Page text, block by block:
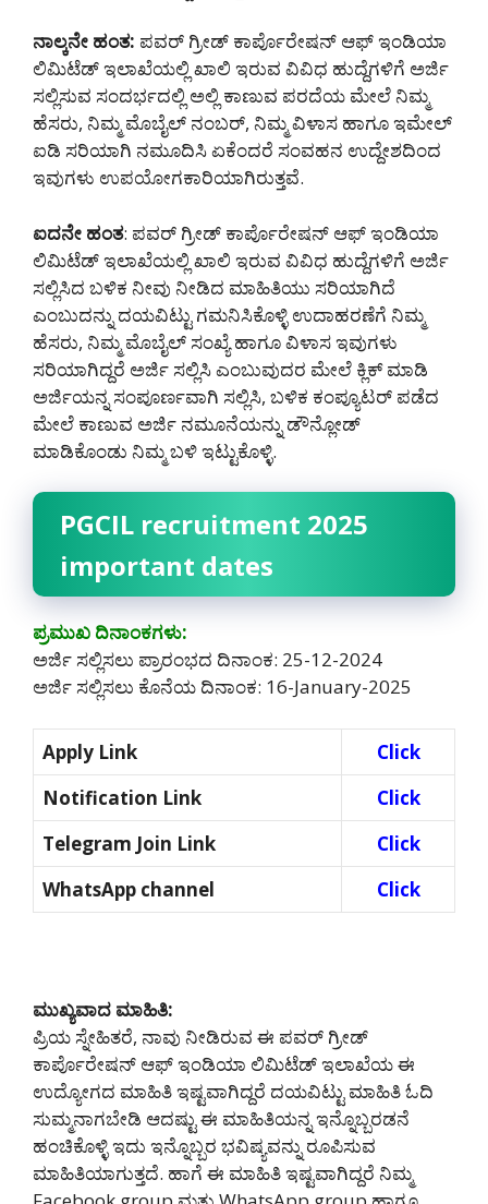
ನಾಲ್ಕನೇ ಹಂತ: ಪವರ್ ಗ್ರೀಡ್ ಕಾರ್ಪೊರೇಷನ್ ಆಫ್ ಇಂಡಿಯಾ
ಲಿಮಿಟೆಡ್ ಇಲಾಖೆಯಲ್ಲಿ ಖಾಲಿ ಇರುವ ವಿವಿಧ ಹುದ್ದೆಗಳಿಗೆ ಅರ್ಜಿ
ಸಲ್ಲಿಸುವ ಸಂದರ್ಭದಲ್ಲಿ ಅಲ್ಲಿ ಕಾಣುವ ಪರದೆಯ ಮೇಲೆ ನಿಮ್ಮ
ಹೆಸರು, ನಿಮ್ಮ ಮೊಬೈಲ್ ನಂಬರ್, ನಿಮ್ಮ ವಿಳಾಸ ಹಾಗೂ ಇಮೇಲ್
ಐಡಿ ಸರಿಯಾಗಿ ನಮೂದಿಸಿ ಏಕೆಂದರೆ ಸಂವಹನ ಉದ್ದೇಶದಿಂದ
ಇವುಗಳು ಉಪಯೋಗಕಾರಿಯಾಗಿರುತ್ತವೆ.
ಐದನೇ ಹಂತ: ಪವರ್ ಗ್ರೀಡ್ ಕಾರ್ಪೊರೇಷನ್ ಆಫ್ ಇಂಡಿಯಾ
ಲಿಮಿಟೆಡ್ ಇಲಾಖೆಯಲ್ಲಿ ಖಾಲಿ ಇರುವ ವಿವಿಧ ಹುದ್ದೆಗಳಿಗೆ ಅರ್ಜಿ
ಸಲ್ಲಿಸಿದ ಬಳಿಕ ನೀವು ನೀಡಿದ ಮಾಹಿತಿಯು ಸರಿಯಾಗಿದೆ
ಎಂಬುದನ್ನು ದಯವಿಟ್ಟು ಗಮನಿಸಿಕೊಳ್ಳಿ ಉದಾಹರಣೆಗೆ ನಿಮ್ಮ
ಹೆಸರು, ನಿಮ್ಮ ಮೊಬೈಲ್ ಸಂಖ್ಯೆ ಹಾಗೂ ವಿಳಾಸ ಇವುಗಳು
ಸರಿಯಾಗಿದ್ದರೆ ಅರ್ಜಿ ಸಲ್ಲಿಸಿ ಎಂಬುವುದರ ಮೇಲೆ ಕ್ಲಿಕ್ ಮಾಡಿ
ಅರ್ಜಿಯನ್ನ ಸಂಪೂರ್ಣವಾಗಿ ಸಲ್ಲಿಸಿ, ಬಳಿಕ ಕಂಪ್ಯೂಟರ್ ಪಡೆದ
ಮೇಲೆ ಕಾಣುವ ಅರ್ಜಿ ನಮೂನೆಯನ್ನು ಡೌನ್ಲೋಡ್
ಮಾಡಿಕೊಂಡು ನಿಮ್ಮ ಬಳಿ ಇಟ್ಟುಕೊಳ್ಳಿ.
PGCIL recruitment 2025
important dates
ಪ್ರಮುಖ ದಿನಾಂಕಗಳು:
ಅರ್ಜಿ ಸಲ್ಲಿಸಲು ಪ್ರಾರಂಭದ ದಿನಾಂಕ: 25-12-2024
ಅರ್ಜಿ ಸಲ್ಲಿಸಲು ಕೊನೆಯ ದಿನಾಂಕ: 16-January-2025
Apply Link
Click
Notification Link
Click
Telegram Join Link
Click
WhatsApp channel
Click
ಮುಖ್ಯವಾದ ಮಾಹಿತಿ:
ಪ್ರಿಯ ಸ್ನೇಹಿತರೆ, ನಾವು ನೀಡಿರುವ ಈ ಪವರ್ ಗ್ರೀಡ್
ಕಾರ್ಪೊರೇಷನ್ ಆಫ್ ಇಂಡಿಯಾ ಲಿಮಿಟೆಡ್ ಇಲಾಖೆಯ ಈ
ಉದ್ಯೋಗದ ಮಾಹಿತಿ ಇಷ್ಟವಾಗಿದ್ದರೆ ದಯವಿಟ್ಟು ಮಾಹಿತಿ ಓದಿ
ಸುಮ್ಮನಾಗಬೇಡಿ ಆದಷ್ಟು ಈ ಮಾಹಿತಿಯನ್ನ ಇನ್ನೊಬ್ಬರಡನೆ
ಹಂಚಿಕೊಳ್ಳಿ ಇದು ಇನ್ನೊಬ್ಬರ ಭವಿಷ್ಯವನ್ನು ರೂಪಿಸುವ
ಮಾಹಿತಿಯಾಗುತ್ತದೆ. ಹಾಗೆ ಈ ಮಾಹಿತಿ ಇಷ್ಟವಾಗಿದ್ದರೆ ನಿಮ್ಮ